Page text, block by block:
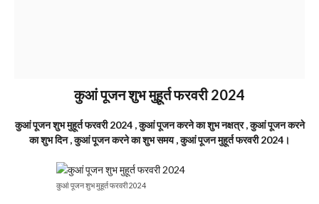
कुआं पूजन शुभ मुहूर्त फरवरी 2024
कुआं पूजन शुभ मुहूर्त फरवरी 2024 , कुआं पूजन करने का शुभ नक्षत्र , कुआं पूजन करने
का शुभ दिन , कुआं पूजन करने का शुभ समय , कुआं पूजन मुहूर्त फरवरी 2024।
कुआं पूजन शुभ मुहूर्त फरवरी 2024